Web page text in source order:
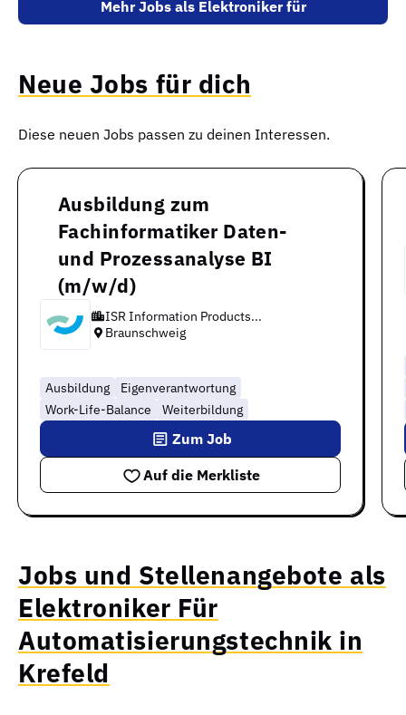
Mehr Jobs als Elektroniker für
Neue Jobs für dich
Diese neuen Jobs passen zu deinen Interessen.
Ausbildung zum
Fachinformatiker Daten-
und Prozessanalyse BI
(m/w/d)
ISR Information Products...
Braunschweig
Ausbildung
Eigenverantwortung
Work-Life-Balance
Weiterbildung
Auf die Merkliste
Zum Job
Jobs und Stellenangebote als
Elektroniker Für
Automatisierungstechnik in
Krefeld